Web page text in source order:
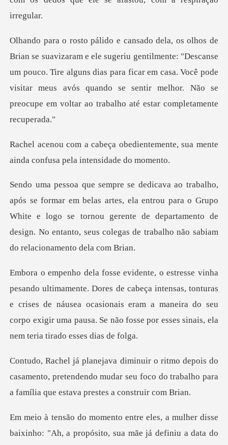
lmente: "Descanse
um pouco. Tire alguns dias para ficar em casa. Você pode
visitar meus avós qu
entemente, sua mente
ainda confu
, ela entrou para o Grupo
White e logo se tornou gerente de departamento de
design
abeça intensas, tonturas
e crises de náusea ocasionais eram a maneira do seu
corpo exi
o
casamento, pretendendo mudar seu foco do trabalho pa
mulher disse
baixinho: "Ah, a propósito,